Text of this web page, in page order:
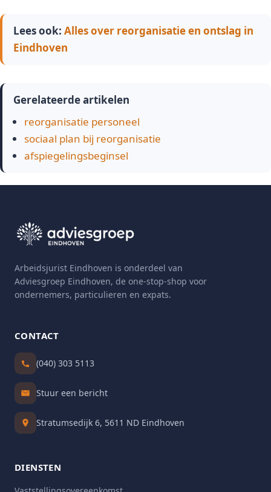
Lees ook: Alles over reorganisatie en ontslag in
Eindhoven
Gerelateerde artikelen
reorganisatie personeel
sociaal plan bij reorganisatie
afspiegelingsbeginsel
Arbeidsjurist Eindhoven is onderdeel van
Adviesgroep Eindhoven, de one-stop-shop voor
ondernemers, particulieren en expats.
CONTACT
(040) 303 5113
Stuur een bericht
Stratumsedijk 6, 5611 ND Eindhoven
DIENSTEN